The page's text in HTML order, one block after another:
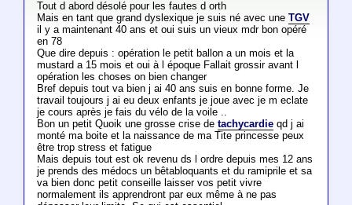
Tout d abord désolé pour les fautes d orth
Mais en tant que grand dyslexique je suis né avec une TGV
il y a maintenant 40 ans et oui suis un vieux mdr bon opéré
en 78
Que dire depuis : opération le petit ballon a un mois et la
mustard a 15 mois et oui à l époque Fallait grossir avant l
opération les choses on bien changer
Bref depuis tout va bien j ai 40 ans suis en bonne forme. Je
travail toujours j ai eu deux enfants je joue avec je m eclate
je cours après je fais du vélo de la voile ..
Bon un petit Quoik une grosse crise de tachycardieqd j ai
monté ma boite et la naissance de ma Tite princesse peux
être trop stress et fatigue
Mais depuis tout est ok revenu ds l ordre depuis mes 12 ans
je prends des médocs un bêtabloquants et du ramiprile et sa
va bien donc petit conseille laisser vos petit vivre
normalement ils apprendront par eux même à ne pas